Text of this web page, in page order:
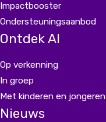
Impactbooster
Ondersteuningsaanbod
Ontdek AI
Op verkenning
In groep
Met kinderen en jongeren
Nieuws